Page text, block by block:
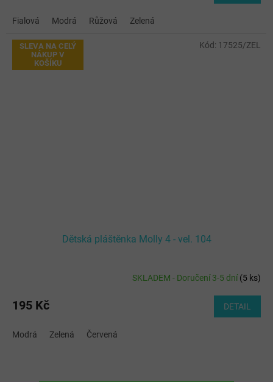
Fialová Modrá Růžová Zelená
SLEVA NA CELÝ
NÁKUP V
KOŠÍKU
Dětská pláštěnka Molly 4 - vel. 104
SKLADEM - Doručení 3-5 dní(5 ks)
195 Kč DETAIL
Modrá Zelená Červená
Kód: 17525/ZEL